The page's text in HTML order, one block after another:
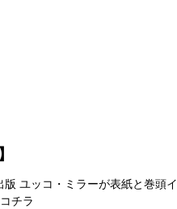
ユッコ・ミラーが表紙と巻頭イ
チラ